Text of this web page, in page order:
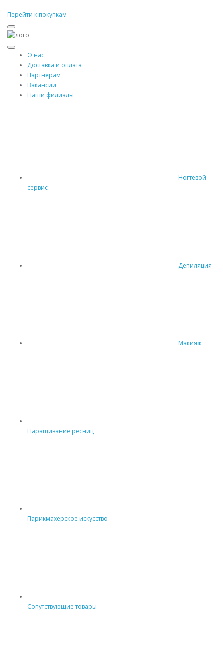
Перейти к покупкам
О нас
Доставка и оплата
Партнерам
Вакансии
Наши филиалы
Ногтевой
сервис
Депиляция
Макияж
Наращивание ресниц
Парикмахерское искусство
Сопутствующие товары